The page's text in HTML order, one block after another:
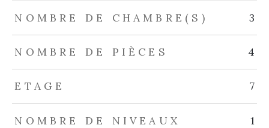
NOMBRE DE CHAMBRE(S) 3
NOMBRE DE PIÈCES 4
ETAGE 7
NOMBRE DE NIVEAUX 1